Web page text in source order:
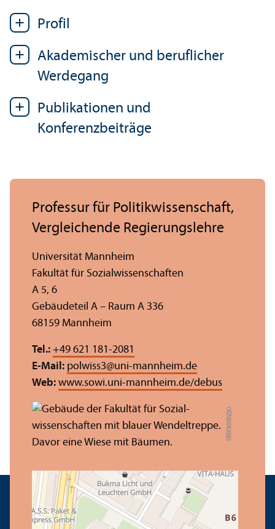
Profil
Akademischer und beruflicher
Werdegang
Publikationen und
Konferenzbeiträge
Bild: Anna Logue
Professur für Politik­wissenschaft,
Vergleich­ende Regierungs­lehre
Universität Mannheim
Fakultät für Sozial­wissenschaften
A 5, 6
Gebäudeteil A – Raum A 336
68159 Mannheim
Tel.: +49 621 181-2081
E-Mail: polwiss3@uni-mannheim.de
Web: www.sowi.uni-mannheim.de/debus